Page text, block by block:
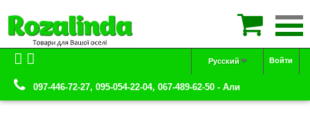
Войти
Русский
097-446-72-27, 095-054-22-04, 067-489-62-50 - Али
